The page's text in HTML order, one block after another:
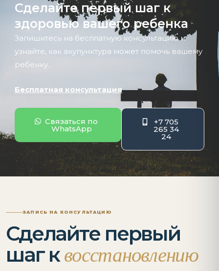
Сделайте первый шаг к
здоровью вашего ребенка
Запишитесь на бесплатную консультацию и
узнайте, как акупунктура может помочь вашему
ребенку.
Бесплатная консультация
Связаться по
WhatsApp
+7 705
265 34
24
ЗАПИСЬ НА КОНСУЛЬТАЦИЮ
Сделайте первый
шаг квосстановлению